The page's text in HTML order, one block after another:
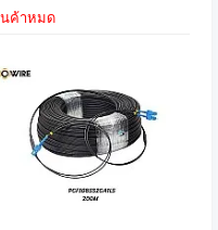
ค้าหมด